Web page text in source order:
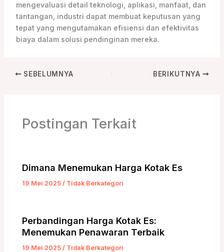
mengevaluasi detail teknologi, aplikasi, manfaat, dan
tantangan, industri dapat membuat keputusan yang
tepat yang mengutamakan efisiensi dan efektivitas
biaya dalam solusi pendinginan mereka.
SEBELUMNYA BERIKUTNYA
Postingan Terkait
Dimana Menemukan Harga Kotak Es
19 Mei 2025/ Tidak Berkategori
Perbandingan Harga Kotak Es:
Menemukan Penawaran Terbaik
19 Mei 2025/ Tidak Berkategori